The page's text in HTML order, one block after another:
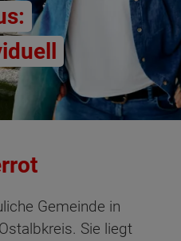
Gemeinde in
Sie liegt